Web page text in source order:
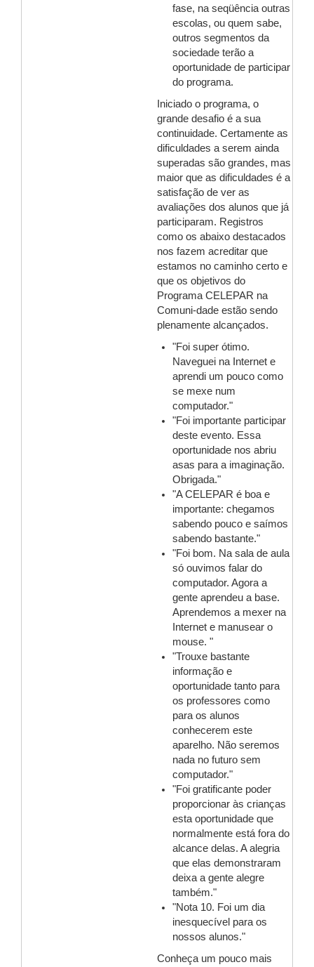
fase, na seqüência outras
escolas, ou quem sabe,
outros segmentos da
sociedade terão a
oportunidade de participar
do programa.
Iniciado o programa, o
grande desafio é a sua
continuidade. Certamente as
dificuldades a serem ainda
superadas são grandes, mas
maior que as dificuldades é a
satisfação de ver as
avaliações dos alunos que já
participaram. Registros
como os abaixo destacados
nos fazem acreditar que
estamos no caminho certo e
que os objetivos do
Programa CELEPAR na
Comuni-dade estão sendo
plenamente alcançados.
"Foi super ótimo.
Naveguei na Internet e
aprendi um pouco como
se mexe num
computador."
"Foi importante participar
deste evento. Essa
oportunidade nos abriu
asas para a imaginação.
Obrigada."
"A CELEPAR é boa e
importante: chegamos
sabendo pouco e saímos
sabendo bastante."
"Foi bom. Na sala de aula
só ouvimos falar do
computador. Agora a
gente aprendeu a base.
Aprendemos a mexer na
Internet e manusear o
mouse. "
"Trouxe bastante
informação e
oportunidade tanto para
os professores como
para os alunos
conhecerem este
aparelho. Não seremos
nada no futuro sem
computador."
"Foi gratificante poder
proporcionar às crianças
esta oportunidade que
normalmente está fora do
alcance delas. A alegria
que elas demonstraram
deixa a gente alegre
também."
"Nota 10. Foi um dia
inesquecível para os
nossos alunos."
Conheça um pouco mais